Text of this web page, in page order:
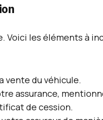
les éléments à
vente du véhicule.
assurance,
de cession.